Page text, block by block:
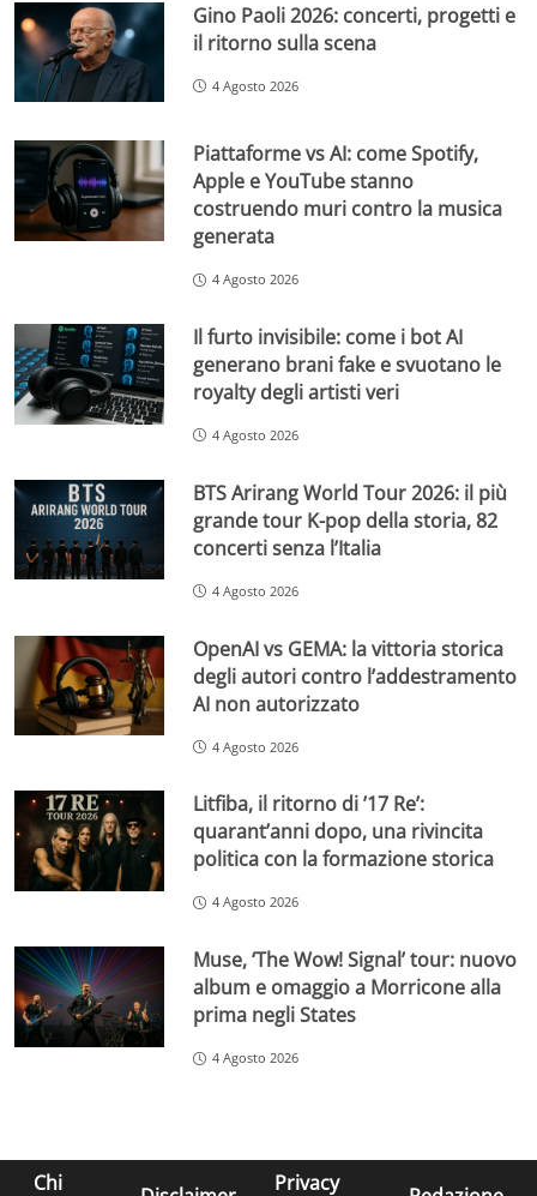
Gino Paoli 2026: concerti, progetti e
il ritorno sulla scena
4 Agosto 2026
Piattaforme vs AI: come Spotify,
Apple e YouTube stanno
costruendo muri contro la musica
generata
4 Agosto 2026
Il furto invisibile: come i bot AI
generano brani fake e svuotano le
royalty degli artisti veri
4 Agosto 2026
BTS Arirang World Tour 2026: il più
grande tour K-pop della storia, 82
concerti senza l’Italia
4 Agosto 2026
OpenAI vs GEMA: la vittoria storica
degli autori contro l’addestramento
AI non autorizzato
4 Agosto 2026
Litfiba, il ritorno di ’17 Re’:
quarant’anni dopo, una rivincita
politica con la formazione storica
4 Agosto 2026
Muse, ‘The Wow! Signal’ tour: nuovo
album e omaggio a Morricone alla
prima negli States
4 Agosto 2026
Chi Privacy